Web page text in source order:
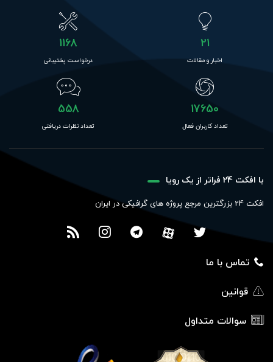
21
اخبار و مقالات
1168
درخواست پشتیبانی
17650
تعداد کاربران فعال
558
تعداد نظرات دریافتی
با افکت 24 فراتر از یک رویا
افکت 24 بزرگترین مرجع پروژه های گرافیکی در ایران
تماس با ما
قوانین
سوالات متداول